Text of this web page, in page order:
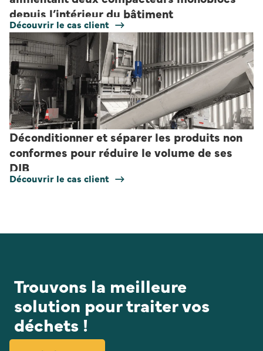
depuis l’intérieur du bâtiment
Découvrir le cas client
Déconditionner et séparer les produits non
conformes pour réduire le volume de ses
DIB
Découvrir le cas client
Trouvons la meilleure
solution pour traiter vos
déchets !